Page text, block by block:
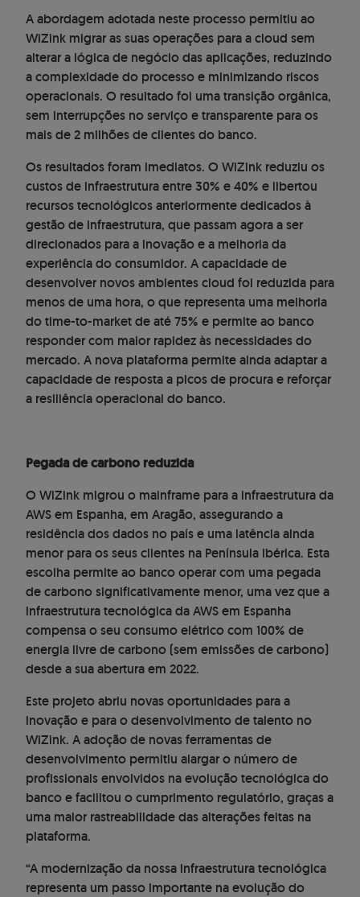
A abordagem adotada neste processo permitiu ao
WiZink migrar as suas operações para a cloud sem
alterar a lógica de negócio das aplicações, reduzindo
a complexidade do processo e minimizando riscos
operacionais. O resultado foi uma transição orgânica,
sem interrupções no serviço e transparente para os
mais de 2 milhões de clientes do banco.
Os resultados foram imediatos. O WiZink reduziu os
custos de infraestrutura entre 30% e 40% e libertou
recursos tecnológicos anteriormente dedicados à
gestão de infraestrutura, que passam agora a ser
direcionados para a inovação e a melhoria da
experiência do consumidor. A capacidade de
desenvolver novos ambientes cloud foi reduzida para
menos de uma hora, o que representa uma melhoria
do time-to-market de até 75% e permite ao banco
responder com maior rapidez às necessidades do
mercado. A nova plataforma permite ainda adaptar a
capacidade de resposta a picos de procura e reforçar
a resiliência operacional do banco.
Pegada de carbono reduzida
O WiZink migrou o mainframe para a infraestrutura da
AWS em Espanha, em Aragão, assegurando a
residência dos dados no país e uma latência ainda
menor para os seus clientes na Península Ibérica. Esta
escolha permite ao banco operar com uma pegada
de carbono significativamente menor, uma vez que a
infraestrutura tecnológica da AWS em Espanha
compensa o seu consumo elétrico com 100% de
energia livre de carbono (sem emissões de carbono)
desde a sua abertura em 2022.
Este projeto abriu novas oportunidades para a
inovação e para o desenvolvimento de talento no
WiZink. A adoção de novas ferramentas de
desenvolvimento permitiu alargar o número de
profissionais envolvidos na evolução tecnológica do
banco e facilitou o cumprimento regulatório, graças a
uma maior rastreabilidade das alterações feitas na
plataforma.
“A modernização da nossa infraestrutura tecnológica
representa um passo importante na evolução do